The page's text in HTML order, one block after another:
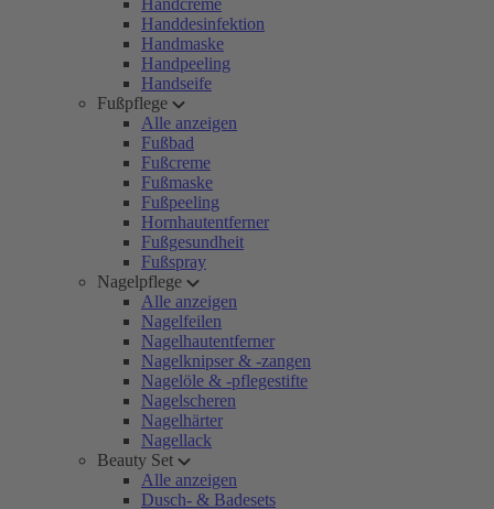
Handcreme
Handdesinfektion
Handmaske
Handpeeling
Handseife
Fußpflege
Alle anzeigen
Fußbad
Fußcreme
Fußmaske
Fußpeeling
Hornhautentferner
Fußgesundheit
Fußspray
Nagelpflege
Alle anzeigen
Nagelfeilen
Nagelhautentferner
Nagelknipser & -zangen
Nagelöle & -pflegestifte
Nagelscheren
Nagelhärter
Nagellack
Beauty Set
Alle anzeigen
Dusch- & Badesets